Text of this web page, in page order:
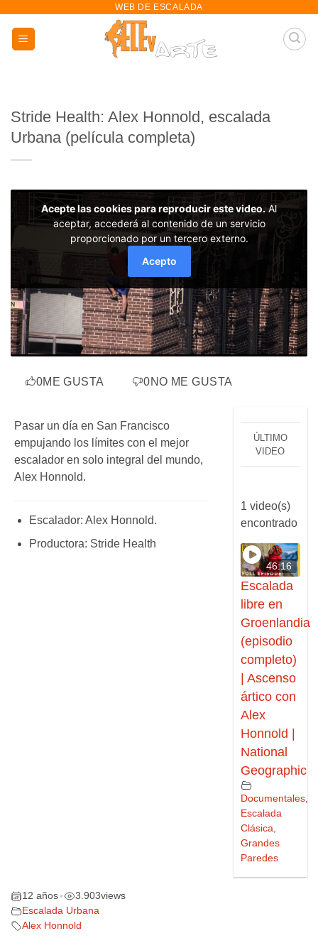
contenido
WEB DE ESCALADA
Stride Health: Alex Honnold, escalada
Urbana (película completa)
0ME GUSTA 0NO ME GUSTA
Pasar un día en San Francisco
empujando los límites con el mejor
escalador en solo integral del mundo,
Alex Honnold.
Escalador: Alex Honnold.
Productora: Stride Health
ÚLTIMO
VIDEO
1 video(s)
encontrado
46:16
Escalada
libre en
Groenlandia
(episodio
completo)
| Ascenso
ártico con
Alex
Honnold |
National
Geographic
Documentales,
Escalada
Clásica,
Grandes
Paredes
12 años • 3.903views
Escalada Urbana
Alex Honnold